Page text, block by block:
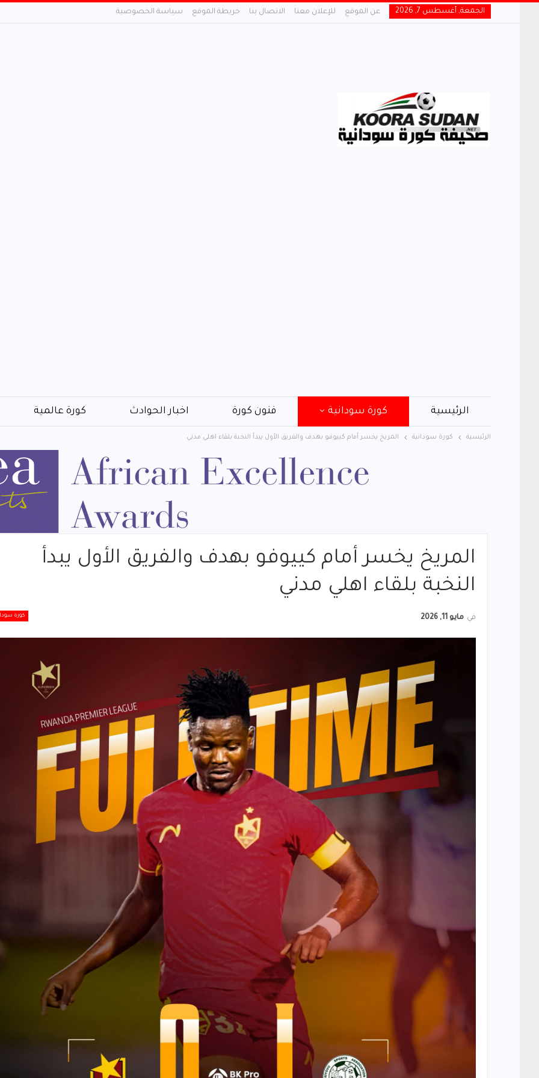
الجمعة, أغسطس 7, 2026 عن الموقع للإعلان معنا الاتصال بنا خريطة الموقع سياسة الخصوصية
الرئيسية كورة سودانية فنون كورة اخبار الحوادث كورة عالمية
الرئيسية كورة سودانية المريخ يخسر أمام كييوفو بهدف والفريق الأول يبدأ النخبة بلقاء اهلي مدني
المريخ يخسر أمام كييوفو بهدف والفريق الأول يبدأ
النخبة بلقاء اهلي مدني
كورة في مايو 11, 2026